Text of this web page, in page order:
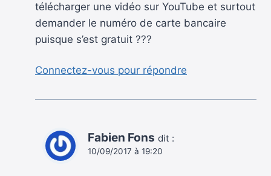
télécharger une vidéo sur YouTube et surtout
demander le numéro de carte bancaire
puisque s’est gratuit ???
Connectez-vous pour répondre
Fabien Fons dit :
10/09/2017 à 19:20